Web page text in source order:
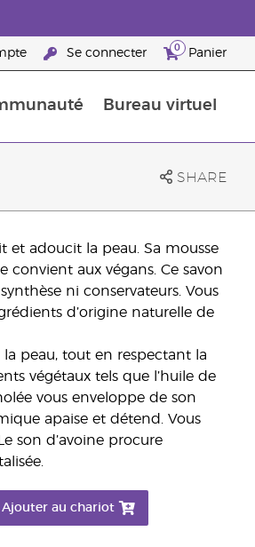
Se connecter 0 Panier
Bureau virtuel
SHARE
et adoucit la peau. Sa mousse
convient aux végans. Ce savon
ni conservateurs. Vous
d’origine naturelle de
peau, tout en respectant la
végétaux tels que l’huile de
vous enveloppe de son
apaise et détend. Vous
son d’avoine procure
Ajouter au chariot